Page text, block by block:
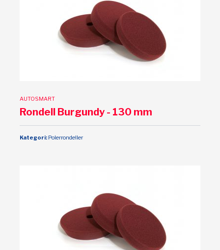
AUTOSMART
Rondell Burgundy - 130 mm
Kategori: Polerrondeller